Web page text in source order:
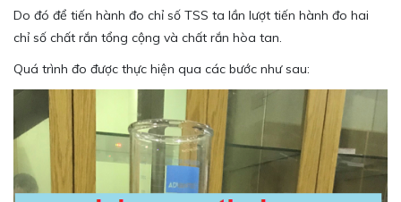
Do đó để tiến hành đo chỉ số TSS ta lần lượt tiến hành đo hai
chỉ số chất rắn tổng cộng và chất rắn hòa tan.
Quá trình đo được thực hiện qua các bước như sau: